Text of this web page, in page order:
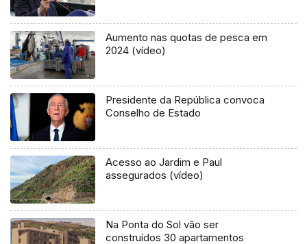
Aumento nas quotas de pesca em
2024 (vídeo)
Presidente da República convoca
Conselho de Estado
Acesso ao Jardim e Paul
assegurados (vídeo)
Na Ponta do Sol vão ser
construídos 30 apartamentos